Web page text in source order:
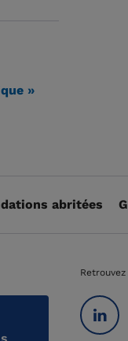
»
abritées